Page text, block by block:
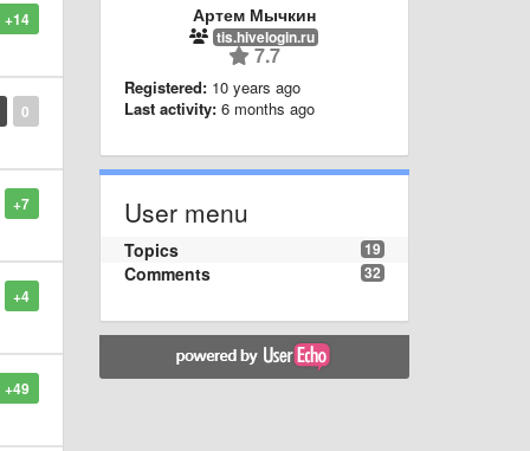
+14
0
+7
+4
+49
Артем Мычкин
tis.hivelogin.ru
7.7
Registered: 10 years ago
Last activity: 6 months ago
User menu
19
Topics
32
Comments